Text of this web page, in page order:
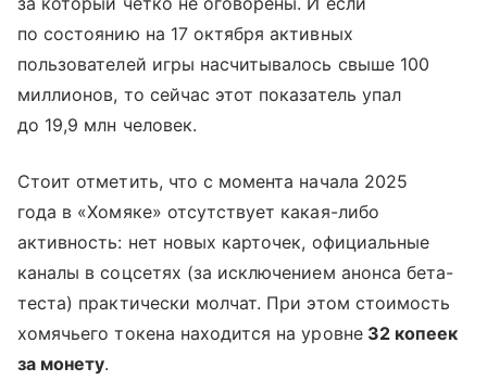
по состоянию на 17 октября активных
пользователей игры насчитывалось свыше 100
миллионов, то сейчас этот показатель упал
до 19,9 млн человек.
Стоит отметить, что с момента начала 2025
года в «Хомяке» отсутствует какая-либо
активность: нет новых карточек, официальные
каналы в соцсетях (за исключением анонса бета-
теста) практически молчат. При этом стоимость
хомячьего токена находится на уровне32 копеек
за монету.